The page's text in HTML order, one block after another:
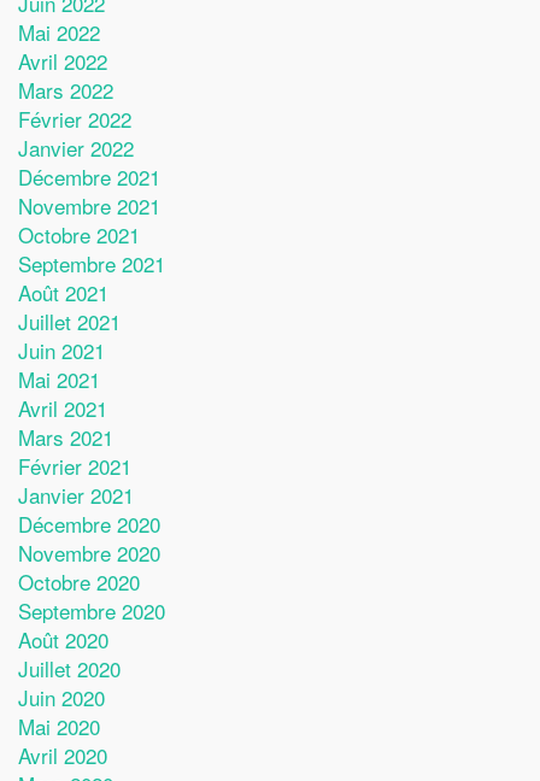
Mai 2022
Avril 2022
Mars 2022
Février 2022
Janvier 2022
Décembre 2021
Novembre 2021
Octobre 2021
Septembre 2021
Août 2021
Juillet 2021
Juin 2021
Mai 2021
Avril 2021
Mars 2021
Février 2021
Janvier 2021
Décembre 2020
Novembre 2020
Octobre 2020
Septembre 2020
Août 2020
Juillet 2020
Juin 2020
Mai 2020
Avril 2020